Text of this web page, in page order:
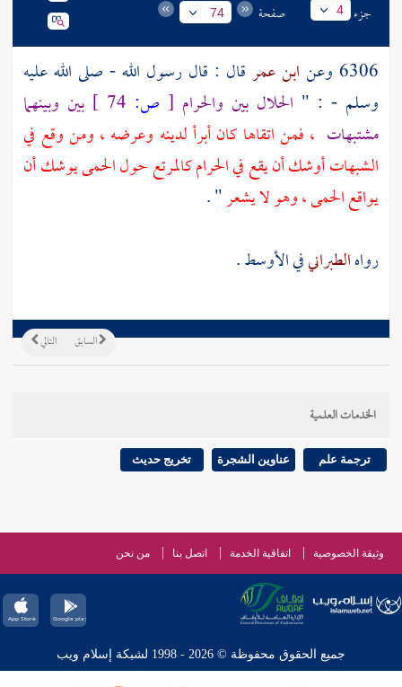
جزء 4 صفحة 74
6306 وعن ابن عمر قال : قال رسول الله - صلى الله عليه
وسلم - : " الحلال بين والحرام [ ص:
بين وبينهما
مشتبهات ، فمن اتقاها كان أبرأ لدينه وعرضه ، ومن وقع في
الشبهات أوشك أن يقع في الحرام كالمرتع حول الحمى يوشك أن
يواقع الحمى ، وهو لا يشعر" .
رواهالطبرانيفي الأوسط .
التالي السابق
الخدمات العلمية
ترجمة علم عناوين الشجرة تخريج حديث
وثيقة الخصوصية اتفاقية الخدمة اتصل بنا من نحن
جميع الحقوق محفوظة © 2026 - 1998 لشبكة إسلام ويب